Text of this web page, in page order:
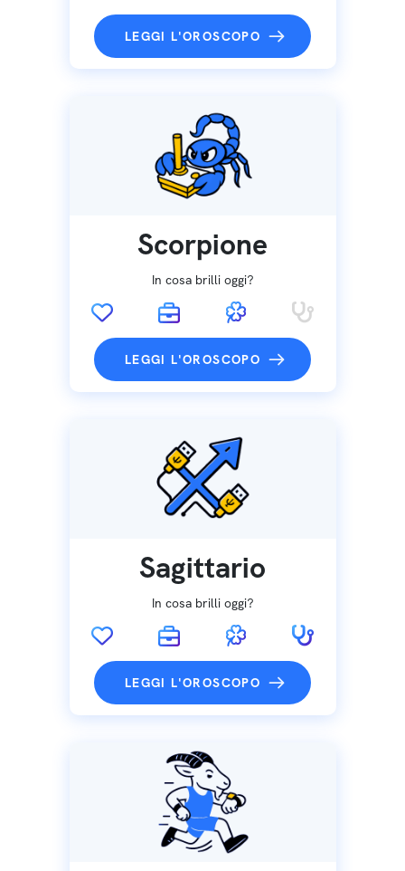
LEGGI L'OROSCOPO
Scorpione
In cosa brilli oggi?
LEGGI L'OROSCOPO
Sagittario
In cosa brilli oggi?
LEGGI L'OROSCOPO